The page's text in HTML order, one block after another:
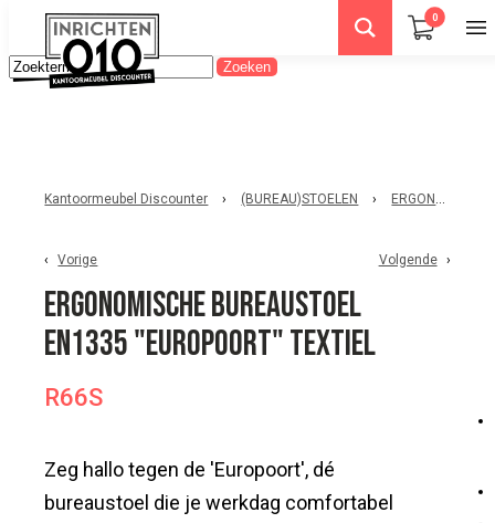
0
Kantoormeubel Discounter › (BUREAU)STOELEN › ERGONOMISCHE BUREAUSTOELEN
Vorige Volgende
Ergonomische bureaustoel
EN1335 "Europoort" textiel
R66S
Zeg hallo tegen de 'Europoort', dé
bureaustoel die je werkdag comfortabel